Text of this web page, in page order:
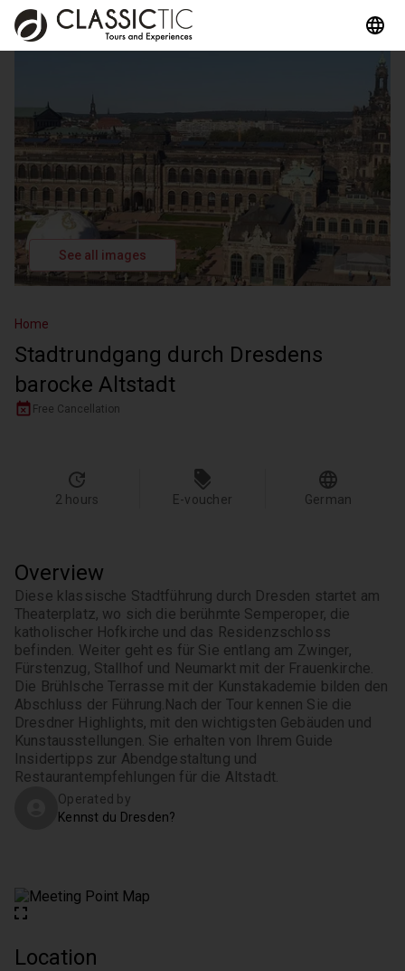
See all images
Home
Stadtrundgang durch Dresdens
barocke Altstadt
Free Cancellation
2 hours E-voucher German
Overview
Diese klassische Stadtführung durch Dresden startet am
Theaterplatz, wo sich die berühmte Semperoper, die
katholischer Hofkirche und das Residenzschloss
befinden. Weiter geht es für Sie entlang am Zwinger,
Fürstenzug, Stallhof und Neumarkt mit der Frauenkirche.
Die Brühlsche Terrasse mit der Kunstakademie bilden den
Abschluss der Führung.Nach der Tour kennen Sie die
Dresdner Highlights, mit den wichtigsten Gebäuden und
Kunstausstellungen. Sie erhalten von Ihrem Guide
Insidertipps zur Abendgestaltung und
Restaurantempfehlungen für die Altstadt.
Operated by
Kennst du Dresden?
Location